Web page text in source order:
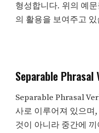
형성합니다. 위의 예
의 활용을 보여주고
Separable Phrasal
Separable Phrasal
사로 이루어져 있으며
것이 아니라 중간에